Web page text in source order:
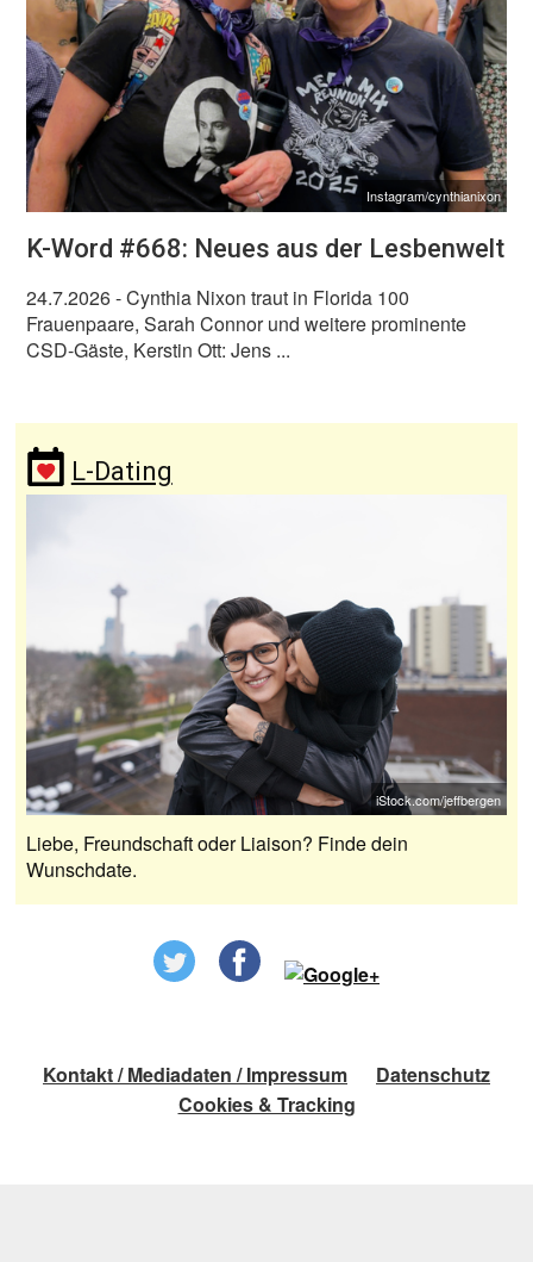
Instagram/cynthianixon
K-Word #668: Neues aus der Lesbenwelt
24.7.2026- Cynthia Nixon traut in Florida 100
Frauenpaare, Sarah Connor und weitere prominente
CSD-Gäste, Kerstin Ott: Jens ...
L-Dating
iStock.com/jeffbergen
Liebe, Freundschaft oder Liaison? Finde dein
Wunschdate.
Kontakt / Mediadaten / Impressum
Datenschutz
Cookies & Tracking